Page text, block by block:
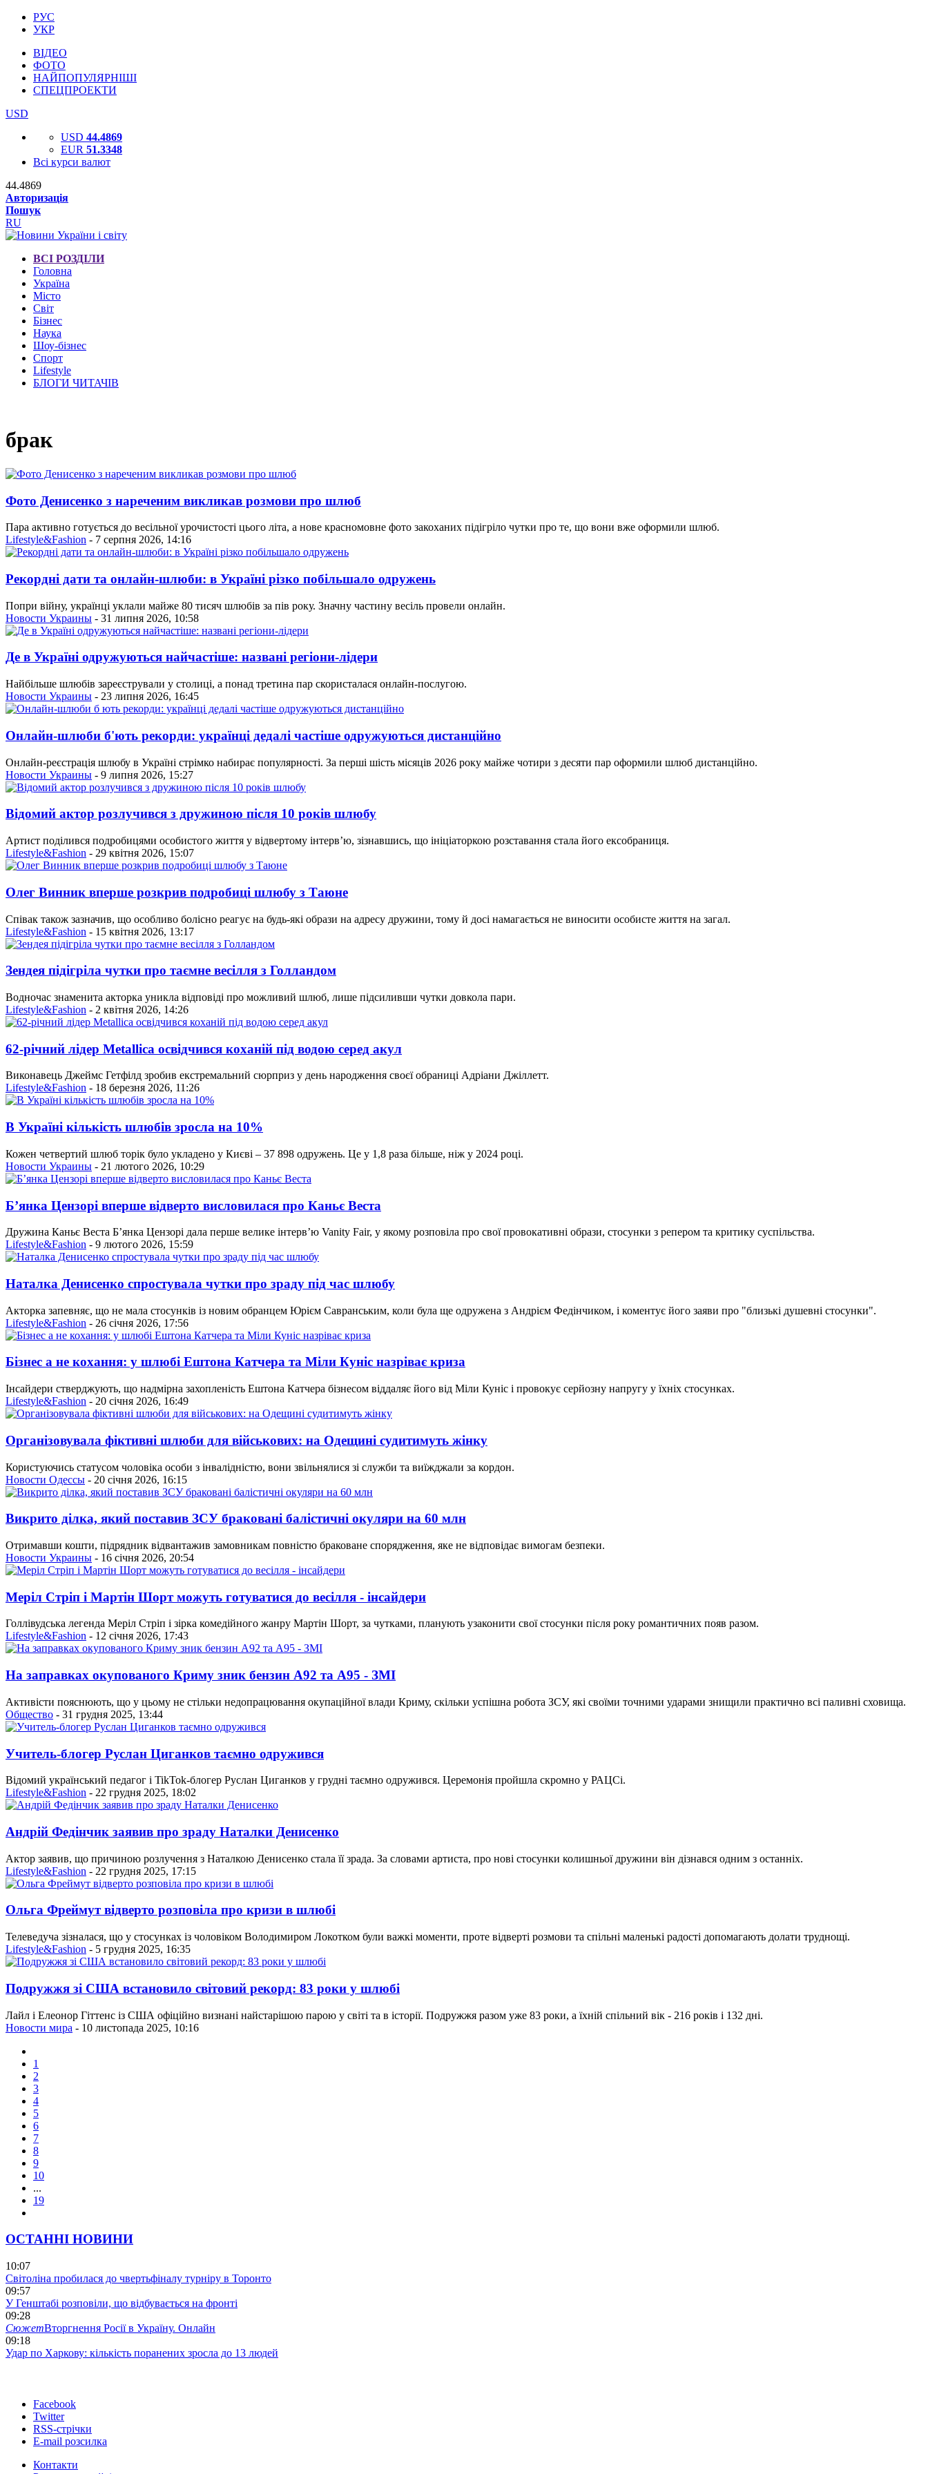
РУС
УКР
ВІДЕО
ФОТО
НАЙПОПУЛЯРНІШІ
СПЕЦПРОЕКТИ
USD
USD 44.4869
EUR 51.3348
Всі курси валют
44.4869
Авторизація
Пошук
RU
ВСІ РОЗДІЛИ
Головна
Україна
Місто
Світ
Бізнес
Наука
Шоу-бізнес
Спорт
Lifestyle
БЛОГИ ЧИТАЧІВ
брак
Фото Денисенко з нареченим викликав розмови про шлюб
Пара активно готується до весільної урочистості цього літа, а нове красномовне фото закоханих підігріло чутки про те, що вони вже оформили шлюб.
Lifestyle&Fashion - 7 серпня 2026, 14:16
Рекордні дати та онлайн-шлюби: в Україні різко побільшало одружень
Попри війну, українці уклали майже 80 тисяч шлюбів за пів року. Значну частину весіль провели онлайн.
Новости Украины - 31 липня 2026, 10:58
Де в Україні одружуються найчастіше: названі регіони-лідери
Найбільше шлюбів зареєстрували у столиці, а понад третина пар скористалася онлайн-послугою.
Новости Украины - 23 липня 2026, 16:45
Онлайн-шлюби б'ють рекорди: українці дедалі частіше одружуються дистанційно
Онлайн-реєстрація шлюбу в Україні стрімко набирає популярності. За перші шість місяців 2026 року майже чотири з десяти пар оформили шлюб дистанційно.
Новости Украины - 9 липня 2026, 15:27
Відомий актор розлучився з дружиною після 10 років шлюбу
Артист поділився подробицями особистого життя у відвертому інтерв’ю, зізнавшись, що ініціаторкою розставання стала його ексобраниця.
Lifestyle&Fashion - 29 квітня 2026, 15:07
Олег Винник вперше розкрив подробиці шлюбу з Таюне
Співак також зазначив, що особливо болісно реагує на будь-які образи на адресу дружини, тому й досі намагається не виносити особисте життя на загал.
Lifestyle&Fashion - 15 квітня 2026, 13:17
Зендея підігріла чутки про таємне весілля з Голландом
Водночас знаменита акторка уникла відповіді про можливий шлюб, лише підсиливши чутки довкола пари.
Lifestyle&Fashion - 2 квітня 2026, 14:26
62-річний лідер Metallica освідчився коханій під водою серед акул
Виконавець Джеймс Гетфілд зробив екстремальний сюрприз у день народження своєї обраниці Адріани Джіллетт.
Lifestyle&Fashion - 18 березня 2026, 11:26
В Україні кількість шлюбів зросла на 10%
Кожен четвертий шлюб торік було укладено у Києві – 37 898 одружень. Це у 1,8 раза більше, ніж у 2024 році.
Новости Украины - 21 лютого 2026, 10:29
Б’янка Цензорі вперше відверто висловилася про Каньє Веста
Дружина Каньє Веста Б’янка Цензорі дала перше велике інтерв’ю Vanity Fair, у якому розповіла про свої провокативні образи, стосунки з репером та критику суспільства.
Lifestyle&Fashion - 9 лютого 2026, 15:59
Наталка Денисенко спростувала чутки про зраду під час шлюбу
Акторка запевняє, що не мала стосунків із новим обранцем Юрієм Савранським, коли була ще одружена з Андрієм Федінчиком, і коментує його заяви про "близькі душевні стосунки".
Lifestyle&Fashion - 26 січня 2026, 17:56
Бізнес а не кохання: у шлюбі Ештона Катчера та Міли Куніс назріває криза
Інсайдери стверджують, що надмірна захопленість Ештона Катчера бізнесом віддаляє його від Міли Куніс і провокує серйозну напругу у їхніх стосунках.
Lifestyle&Fashion - 20 січня 2026, 16:49
Організовувала фіктивні шлюби для військових: на Одещині судитимуть жінку
Користуючись статусом чоловіка особи з інвалідністю, вони звільнялися зі служби та виїжджали за кордон.
Новости Одессы - 20 січня 2026, 16:15
Викрито ділка, який поставив ЗСУ браковані балістичні окуляри на 60 млн
Отримавши кошти, підрядник відвантажив замовникам повністю браковане спорядження, яке не відповідає вимогам безпеки.
Новости Украины - 16 січня 2026, 20:54
Меріл Стріп і Мартін Шорт можуть готуватися до весілля - інсайдери
Голлівудська легенда Меріл Стріп і зірка комедійного жанру Мартін Шорт, за чутками, планують узаконити свої стосунки після року романтичних появ разом.
Lifestyle&Fashion - 12 січня 2026, 17:43
На заправках окупованого Криму зник бензин А92 та А95 - ЗМІ
Активісти пояснюють, що у цьому не стільки недопрацювання окупаційної влади Криму, скільки успішна робота ЗСУ, які своїми точними ударами знищили практично всі паливні сховища.
Общество - 31 грудня 2025, 13:44
Учитель-блогер Руслан Циганков таємно одружився
Відомий український педагог і TikTok-блогер Руслан Циганков у грудні таємно одружився. Церемонія пройшла скромно у РАЦСі.
Lifestyle&Fashion - 22 грудня 2025, 18:02
Андрій Федінчик заявив про зраду Наталки Денисенко
Актор заявив, що причиною розлучення з Наталкою Денисенко стала її зрада. За словами артиста, про нові стосунки колишньої дружини він дізнався одним з останніх.
Lifestyle&Fashion - 22 грудня 2025, 17:15
Ольга Фреймут відверто розповіла про кризи в шлюбі
Телеведуча зізналася, що у стосунках із чоловіком Володимиром Локотком були важкі моменти, проте відверті розмови та спільні маленькі радості допомагають долати труднощі.
Lifestyle&Fashion - 5 грудня 2025, 16:35
Подружжя зі США встановило світовий рекорд: 83 роки у шлюбі
Лайл і Елеонор Гіттенс із США офіційно визнані найстарішою парою у світі та в історії. Подружжя разом уже 83 роки, а їхній спільний вік - 216 років і 132 дні.
Новости мира - 10 листопада 2025, 10:16
1
2
3
4
5
6
7
8
9
10
...
19
ОСТАННІ НОВИНИ
10:07
Світоліна пробилася до чвертьфіналу турніру в Торонто
09:57
У Генштабі розповіли, що відбувається на фронті
09:28
СюжетВторгнення Росії в Україну. Онлайн
09:18
Удар по Харкову: кількість поранених зросла до 13 людей
Facebook
Twitter
RSS-стрічки
E-mail розсилка
Контакти